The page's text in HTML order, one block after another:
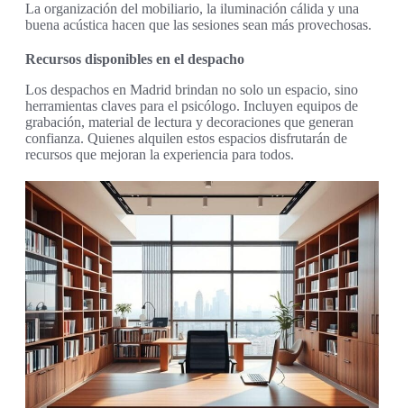
La organización del mobiliario, la iluminación cálida y una
buena acústica hacen que las sesiones sean más provechosas.
Recursos disponibles en el despacho
Los despachos en Madrid brindan no solo un espacio, sino
herramientas claves para el psicólogo. Incluyen equipos de
grabación, material de lectura y decoraciones que generan
confianza. Quienes alquilen estos espacios disfrutarán de
recursos que mejoran la experiencia para todos.